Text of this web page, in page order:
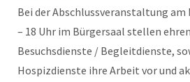
Bei der Abschlussveranstaltung am
– 18 Uhr im Bürgersaal stellen
Besuchsdienste / Begleitdienste,
Hospizdienste ihre Arbeit vor und